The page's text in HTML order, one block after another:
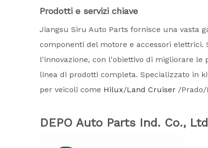
Prodotti e servizi chiave
Jiangsu Siru Auto Parts fornisce una vasta
componenti del motore e accessori
l'innovazione, con l'obiettivo di migliorare
linea di prodotti completa. Specializzato in
per veicoli come Hilux/Land Cruiser /Prado/
DEPO Auto Parts Ind. Co.,